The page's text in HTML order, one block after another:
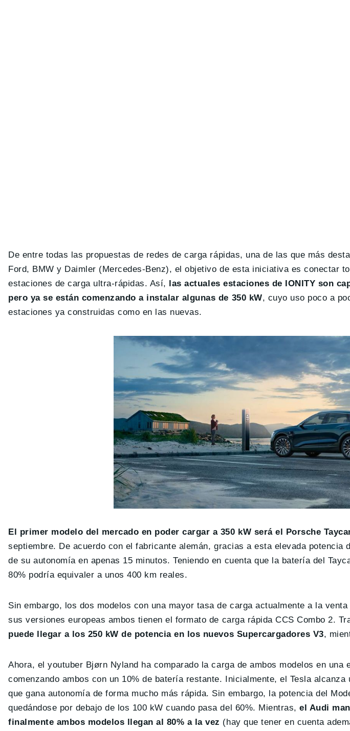
De entre todas las propuestas de redes de carga rápidas, una de las que más
Ford, BMW y Daimler (Mercedes-Benz), el objetivo de esta iniciativa es conectar
estaciones de carga ultra-rápidas. Así, las actuales estaciones de IONITY son
pero ya se están comenzando a instalar algunas de 350 kW, cuyo uso poco a
estaciones ya construidas como en las nuevas.
El primer modelo del mercado en poder cargar a 350 kW será el Porsche
septiembre. De acuerdo con el fabricante alemán, gracias a esta elevada potencia
de su autonomía en apenas 15 minutos. Teniendo en cuenta que la batería del
80% podría equivaler a unos 400 km reales.
Sin embargo, los dos modelos con una mayor tasa de carga actualmente a la
sus versiones europeas ambos tienen el formato de carga rápida CCS Combo 2.
puede llegar a los 250 kW de potencia en los nuevos Supercargadores V3,
Ahora, el youtuber Bjørn Nyland ha comparado la carga de ambos modelos en una
comenzando ambos con un 10% de batería restante. Inicialmente, el Tesla
que gana autonomía de forma mucho más rápida. Sin embargo, la potencia del
quedándose por debajo de los 100 kW cuando pasa del 60%. Mientras,el Audi
finalmente ambos modelos llegan al 80% a la vez (hay que tener en cuenta